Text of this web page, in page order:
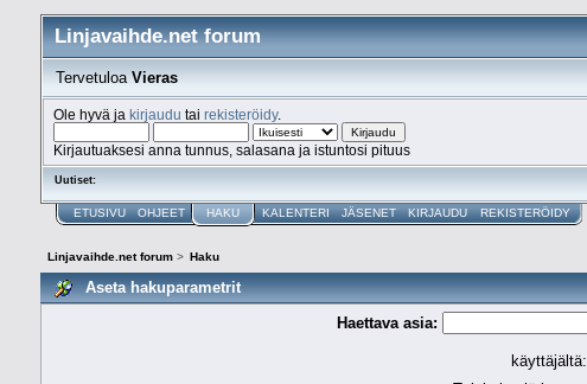
Linjavaihde.net forum
TervetuloaVieras
Ole hyvä ja kirjaudu tai rekisteröidy.
Kirjautuaksesi anna tunnus, salasana ja istuntosi pituus
Uutiset:
ETUSIVU OHJEET HAKU KALENTERI JÄSENET KIRJAUDU REKISTERÖIDY
Linjavaihde.net forum > Haku
Aseta hakuparametrit
Haettava asia:
käyttäjältä: